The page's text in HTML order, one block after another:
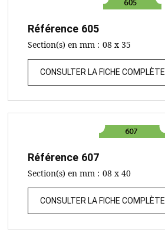
Référence 605
Section(s) en mm : 08 x 35
CONSULTER LA FICHE COMPLÈTE
Référence 607
Section(s) en mm : 08 x 40
CONSULTER LA FICHE COMPLÈTE